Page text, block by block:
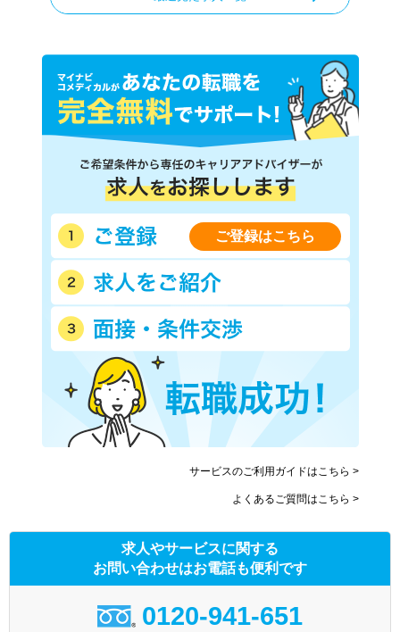
ご登録はこちら
サービスのご利用ガイドはこちら >
よくあるご質問はこちら >
求人やサービスに関する
お問い合わせはお電話も便利です
0120-941-651